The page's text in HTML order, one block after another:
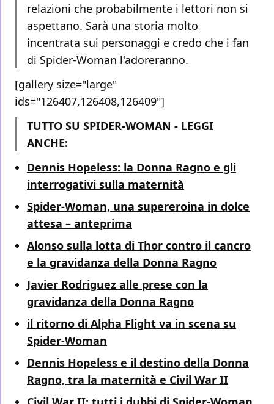
relazioni che probabilmente i lettori non si
aspettano. Sarà una storia molto
incentrata sui personaggi e credo che i fan
di Spider-Woman l'adoreranno.
[gallery size="large"
ids="126407,126408,126409"]
TUTTO SU SPIDER-WOMAN - LEGGI
ANCHE:
Dennis Hopeless: la Donna Ragno e gli
interrogativi sulla maternità
Spider-Woman, una supereroina in dolce
attesa – anteprima
Alonso sulla lotta di Thor contro il cancro
e la gravidanza della Donna Ragno
Javier Rodriguez alle prese con la
gravidanza della Donna Ragno
il ritorno di Alpha Flight va in scena su
Spider-Woman
Dennis Hopeless e il destino della Donna
Ragno, tra la maternità e Civil War II